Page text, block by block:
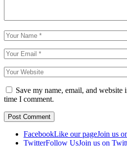
Save my name, email, and
time I comment.
FacebookLike our pageJoin us
TwitterFollow UsJoin us on